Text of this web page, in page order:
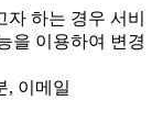
하는 경우 서비
을 이용하여 변경
, 이메일